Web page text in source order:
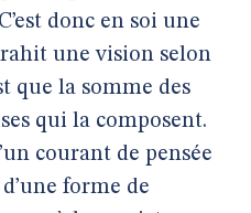
donc en soi une
une vision selon
que la somme des
qui la composent.
courant de pensée
forme de